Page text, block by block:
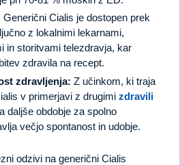
Generični Cialis je dostopen prek
z lokalnimi lekarnami,
in storitvami telezdravja, kar
zdravila na recept.
zdravljenja: Z učinkom, ki traja
v primerjavi z drugimi zdravili
daljše obdobje za spolno
večjo spontanost in udobje.
odzivi na generični Cialis